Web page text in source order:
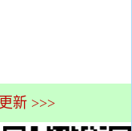
新 >>>